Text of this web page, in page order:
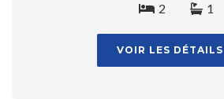
2 1
VOIR LES DÉTAILS